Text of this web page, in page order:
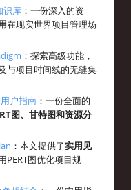
识库 ：一份深入的资
在现实世界项目管理场
：探索高级功能，
与项目时间线的无缝集
户指南 ：一份全面的
图、甘特图和资源分
：本文提供了实用见
PERT图优化项目规